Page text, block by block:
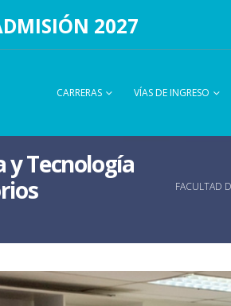
2027
CARRERAS VÍAS DE INGRESO
y Tecnología
FACULTAD